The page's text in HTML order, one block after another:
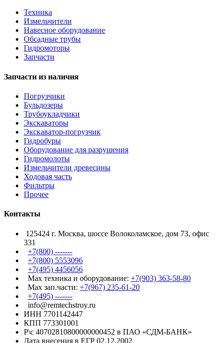
Техника
Измельчители
Навесное оборудование
Обсадные трубы
Гидромоторы
Запчасти
Запчасти из наличия
Погрузчики
Бульдозеры
Трубоукладчики
Экскаваторы
Экскаватор-погрузчик
Гидробуры
Оборудование для разрушения
Гидромолоты
Измельчители древесины
Ходовая часть
Фильтры
Прочее
Контакты
125424 г. Москва, шоссе Волоколамское, дом 73, офис
331
+7(800) -------
+7(800) 5553096
+7(495) 4456056
Max техника и оборудование: +7(903) 363-58-80
Max зап.части: +7(967) 235-61-20
+7(495) -------
info@remtechstroy.ru
ИНН 7701142447
КПП 773301001
Р\с 40702810800000000452 в ПАО «СДМ-БАНК»
Дата внесения в ЕГР 02.12.2002